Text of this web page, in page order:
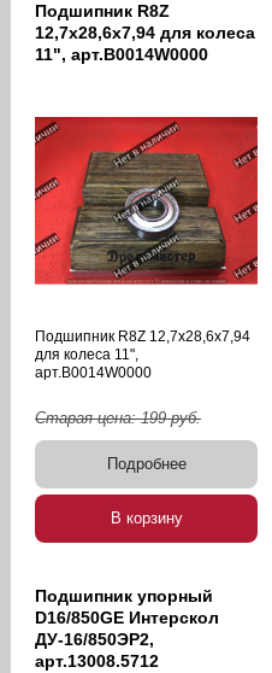
Подшипник R8Z
12,7х28,6х7,94 для колеса
11", арт.B0014W0000
Подшипник R8Z 12,7х28,6х7,94
для колеса 11",
арт.B0014W0000
Старая цена:199руб.
Подробнее
В корзину
Подшипник упорный
D16/850GE Интерскол
ДУ-16/850ЭР2,
арт.13008.5712